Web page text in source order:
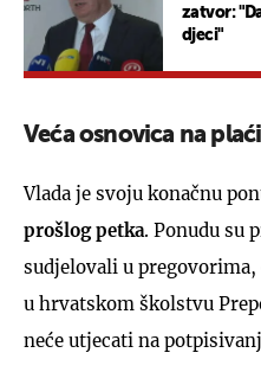
zatvor:
djeci"
Veća osnovica na
Vlada je svoju konačnu
prošlog petka. Ponudu su
sudjelovali u
u hrvatskom školstvu
neće utjecati na